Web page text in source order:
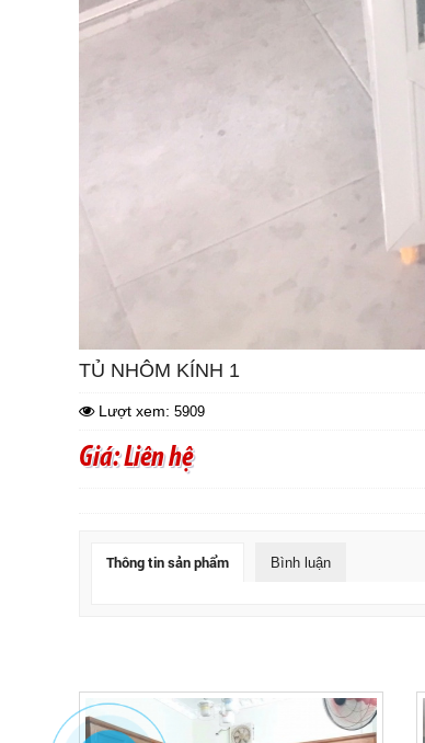
TỦ NHÔM KÍNH 1
Lượt xem: 5909
Giá: Liên hệ
Thông tin sản phẩm Bình luận